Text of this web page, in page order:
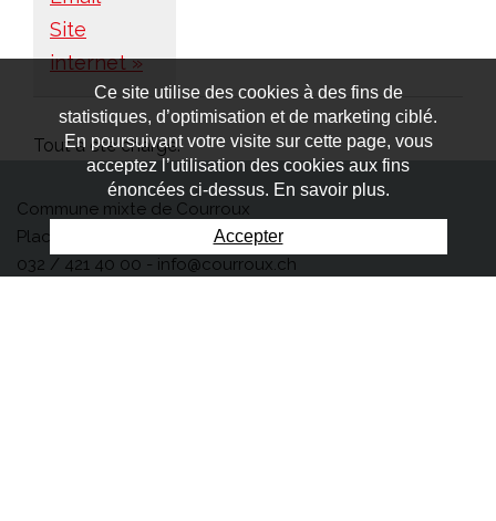
Site
internet »
Tout a été chargé.
Commune mixte de Courroux
Place des Mouleurs 1 - Case postale - 2822 Courroux
032 / 421 40 00 - info@courroux.ch
Ce site utilise des cookies à des fins de
statistiques, d’optimisation et de marketing ciblé.
En poursuivant votre visite sur cette page, vous
acceptez l’utilisation des cookies aux fins
énoncées ci-dessus. En savoir plus.
Accepter